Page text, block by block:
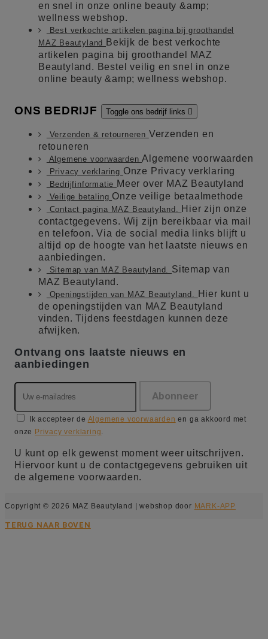
en snel in onze online beauty &amp;
wellness webshop.
Best verkochte artikelen pagina bij groothandel
MAZ Beautyland
Bekijk de best verkochte
artikelen pagina bij groothandel MAZ
Beautyland. Bestel veilig en snel in onze
online beauty &amp; wellness webshop.
ONS BEDRIJF Toggle ons bedrijf links 
Verzenden & retourneren Verzenden en
retouneren
Algemene voorwaardenAlgemene voorwaarden
Privacy verklaring Onze Privacy verklaring
Bedrijfinformatie Meer over MAZ Beautyland
Veilige betaling Onze veilige betaalmethode
Contact pagina MAZ Beautyland. Hier zijn onze
contactgegevens. Wij zijn bereikbaar via mail
en telefoon. Via de social media links blijft u
altijd op de hoogte van het laatste nieuws en
aanbiedingen.
Sitemap van MAZ Beautyland. Sitemap van
MAZ Beautyland.
Openingstijden van MAZ Beautyland.
Hier kunt u
de openingstijden van MAZ Beautyland
vinden. Tijdens feestdagen kunnen deze
afwijken.
Ontvang ons laatste nieuws en
aanbiedingen
Ik accepteer de Algemene voorwaarden en ga akkoord met
onze Privacy verklaring
U kunt op elk gewenst moment weer uitschrijven.
Hiervoor kunt u de contactgegevens gebruiken uit
de algemene voorwaarden.
Copyright © 2026 MAZ Beautyland | webshop door MARK-APP
TERUG NAAR BOVEN